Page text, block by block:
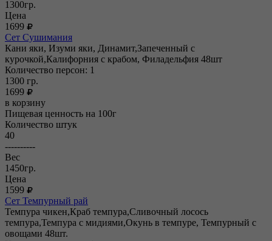
1300гр.
Цена
1699
Сет Сушимания
Кани яки, Изуми яки, Динамит,Запеченный с
курочкой,Калифорния с крабом, Филадельфия 48шт
Количество персон: 1
1300 гр.
1699
в корзину
Пищевая ценность на 100г
Количество штук
40
----------
Вес
1450гр.
Цена
1599
Сет Темпурный рай
Темпура чикен,Краб темпура,Сливочный лосось
темпура,Темпура с мидиями,Окунь в темпуре, Темпурный с
овощами 48шт.